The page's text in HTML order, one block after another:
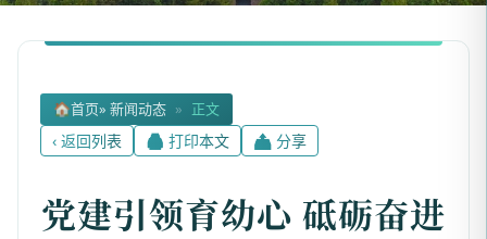
🏠首页» 新闻动态 » 正文
‹ 返回列表 🖨 打印本文 📤 分享
党建引领育幼心 砥砺奋进